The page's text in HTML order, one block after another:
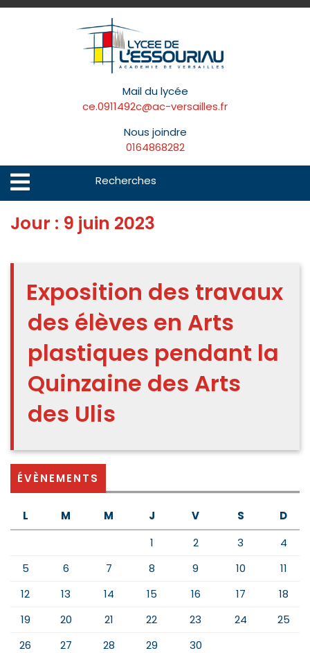
Skip
Mail du lycée
ce.0911492c@ac-versailles.fr
Nous joindre
0164868282
Open
Menu
Jour : 9 juin 2023
Exposition des travaux
des élèves en Arts
plastiques pendant la
Quinzaine des Arts
des Ulis
ÉVÈNEMENTS
L M M J V S
D
1
2 3
4
5
6 7 8 9 10
11
12
13 14 15 16 17
18
19
20 21 22 23 24
25
26
27 28 29 30